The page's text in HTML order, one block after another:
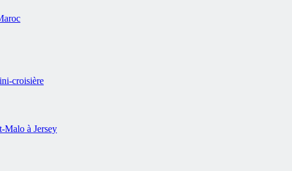
croisière
Malo à Jersey